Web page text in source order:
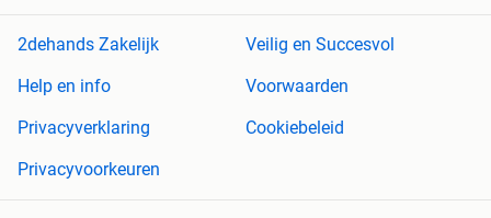
2dehands Zakelijk
Veilig en Succesvol
Help en info
Voorwaarden
Privacyverklaring
Cookiebeleid
Privacyvoorkeuren